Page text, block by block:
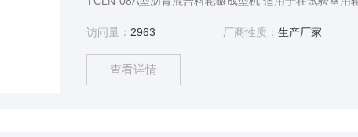
访问量： 2963 厂商性质： 生产厂家
查看详情